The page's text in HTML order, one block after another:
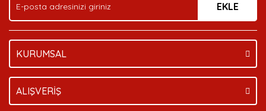
EKLE
KURUMSAL
ALIŞVERİŞ